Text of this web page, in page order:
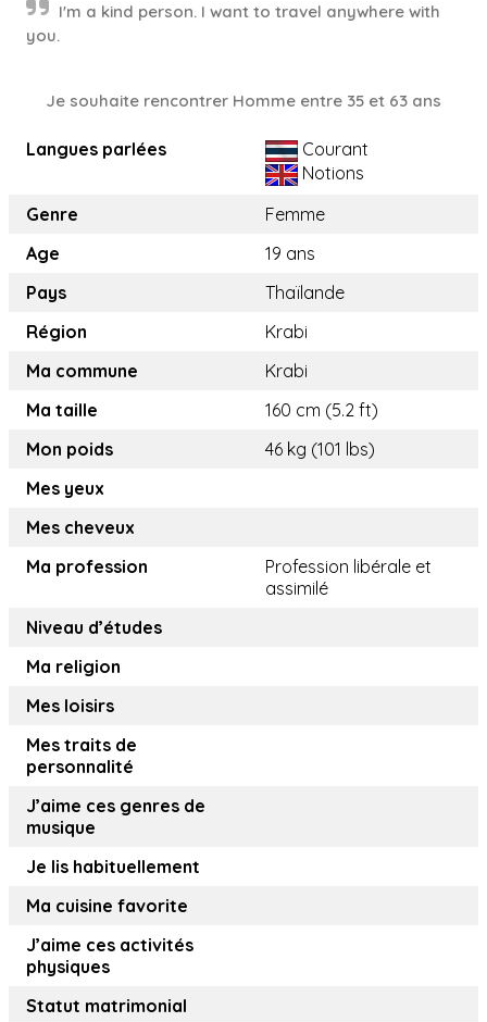
I'm a kind person. I want to travel anywhere with
you.
Je souhaite rencontrer Homme entre 35 et 63 ans
Langues parlées
Courant
Notions
Genre
Femme
Age
19 ans
Pays
Thaïlande
Région
Krabi
Ma commune
Krabi
Ma taille
160 cm (5.2 ft)
Mon poids
46 kg (101 lbs)
Mes yeux
Mes cheveux
Ma profession
Profession libérale et
assimilé
Niveau d’études
Ma religion
Mes loisirs
Mes traits de
personnalité
J’aime ces genres de
musique
Je lis habituellement
Ma cuisine favorite
J’aime ces activités
physiques
Statut matrimonial